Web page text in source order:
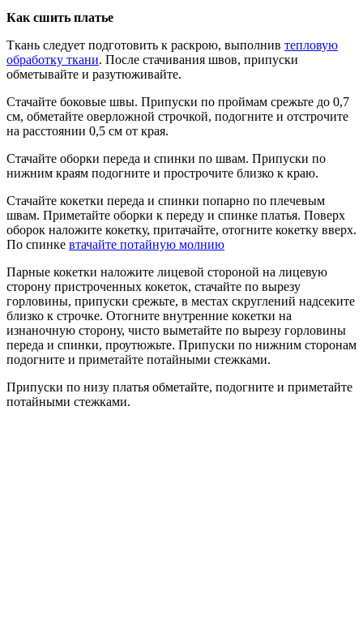
Как сшить платье
Ткань следует подготовить к раскрою, выполнив тепловую
обработку ткани. После стачивания швов, припуски
обметывайте и разутюживайте.
Стачайте боковые швы. Припуски по проймам срежьте до 0,7
см, обметайте оверложной строчкой, подогните и отстрочите
на расстоянии 0,5 см от края.
Стачайте оборки переда и спинки по швам. Припуски по
нижним краям подогните и прострочите близко к краю.
Стачайте кокетки переда и спинки попарно по плечевым
швам. Приметайте оборки к переду и спинке платья. Поверх
оборок наложите кокетку, притачайте, отогните кокетку вверх.
По спинке втачайте потайную молнию
Парные кокетки наложите лицевой стороной на лицевую
сторону пристроченных кокеток, стачайте по вырезу
горловины, припуски срежьте, в местах скруглений надсеките
близко к строчке. Отогните внутренние кокетки на
изнаночную сторону, чисто выметайте по вырезу горловины
переда и спинки, проутюжьте. Припуски по нижним сторонам
подогните и приметайте потайными стежками.
Припуски по низу платья обметайте, подогните и приметайте
потайными стежками.